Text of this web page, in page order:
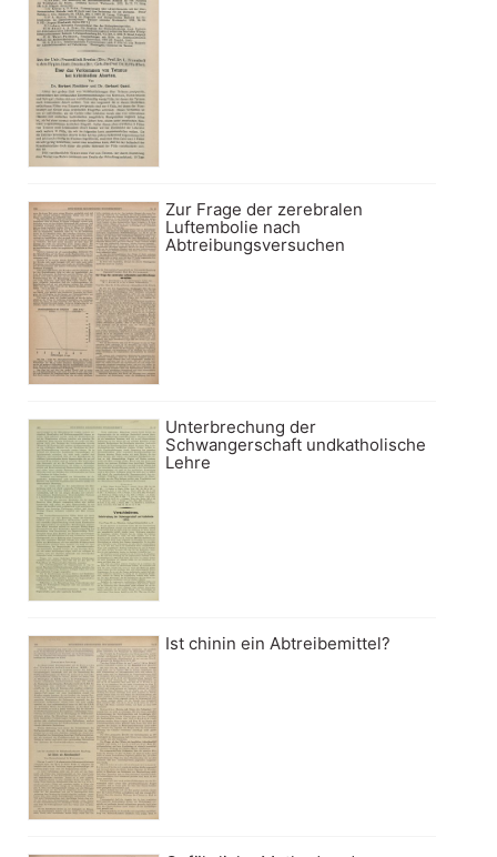
Zur Frage der zerebralen
Luftembolie nach
Abtreibungsversuchen
Unterbrechung der
Schwangerschaft undkatholische
Lehre
Ist chinin ein Abtreibemittel?